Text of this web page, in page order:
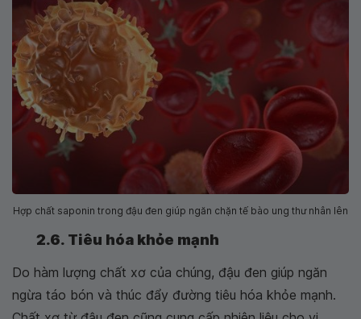
Hợp chất saponin trong đậu đen giúp ngăn chặn tế bào ung thư nhân lên
2.6. Tiêu hóa khỏe mạnh
Do hàm lượng chất xơ của chúng, đậu đen giúp ngăn
ngừa táo bón và thúc đẩy đường tiêu hóa khỏe mạnh.